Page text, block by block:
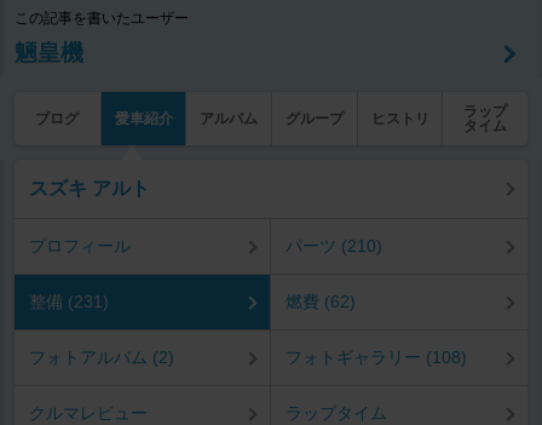
この記事を書いたユーザー
魎皇機
ブログ 愛車紹介 アルバム グループ ヒストリ
ラップ
タイム
スズキ アルト
プロフィール パーツ (210)
整備 (231) 燃費 (62)
フォトアルバム (2) フォトギャラリー (108)
クルマレビュー ラップタイム